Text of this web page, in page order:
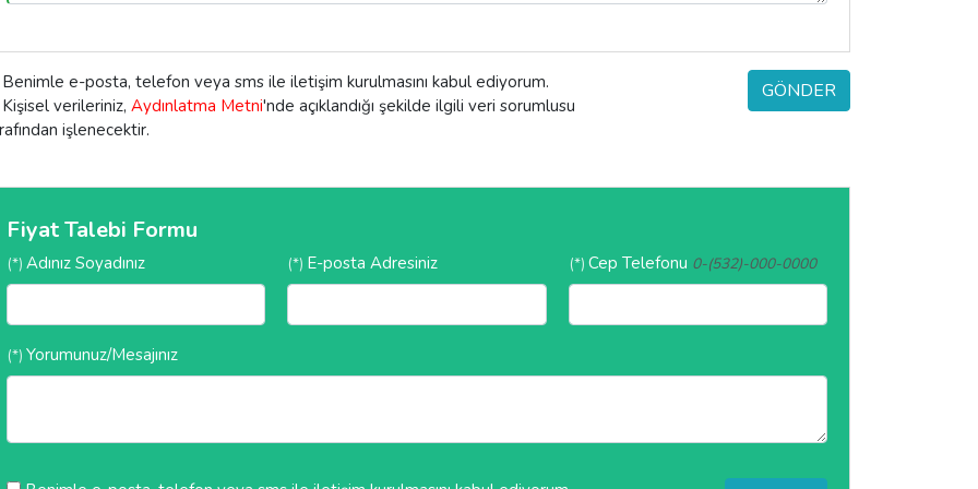
e-posta, telefon veya sms ile iletişim kurulmasını kabul ediyorum.
verileriniz, Aydınlatma Metni'nde açıklandığı şekilde ilgili veri sorumlusu
işlenecektir.
GÖNDER
Fiyat Talebi Formu
(*) Adınız Soyadınız (*) E-posta Adresiniz (*) Cep Telefonu 0-(532)-000-0000
(*) Yorumunuz/Mesajınız